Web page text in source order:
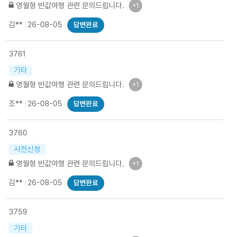
영월형 반값여행 관련 문의드립니다.
+1
김** 26-08-05 답변완료
3761
기타
영월형 반값여행 관련 문의드립니다.
+1
조** 26-08-05 답변완료
3760
사전신청
영월형 반값여행 관련 문의드립니다.
+1
김** 26-08-05 답변완료
3759
기타